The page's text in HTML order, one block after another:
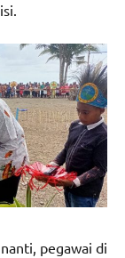
pegawai di